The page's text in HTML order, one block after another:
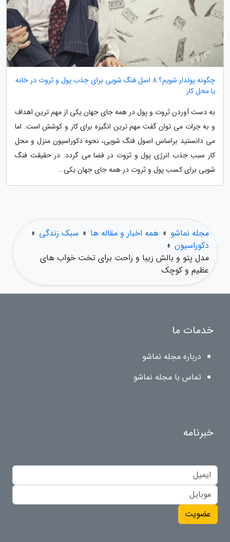
چگونه پولدار شویم؟ 8 اصل فنگ شویی برای جذب پول و ثروت در خانه
یا محل کار
به دست آوردن ثروت و پول در همه جای جهان یکی از مهم ترین اهداف
و به جرات می توان گفت مهم ترین انگیزه برای کار و کوشش است. اما
می دانستید براساس اصول فنگ شویی، نحوه دکوراسیون منزل و محل
کار سبب جذب انرژی پول و ثروت در فضا می گردد. در حقیقت فنگ
شویی برای کسب پول و ثروت در همه جای جهان یکی...
مجله نماشو » همه اخبار و مقاله ها » سبک زندگی »
دکوراسیون »
مدل پتو و بالش زیبا و راحت برای تخت خواب های
عظیم و کوچک
خدمات ما
درباره مجله نماشو
تماس با مجله نماشو
خبرنامه
عضویت